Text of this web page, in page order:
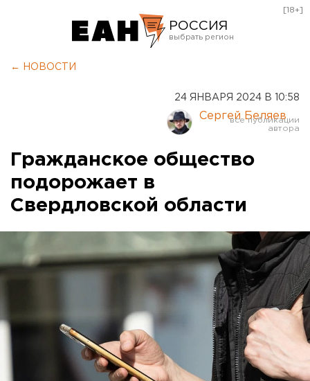
РОССИЯ
Курган
Оренбург
[18+]
← НОВОСТИ
24 ЯНВАРЯ 2024 В 10:58
Сергей Беляев
Гражданское общество
подорожает в
Свердловской области